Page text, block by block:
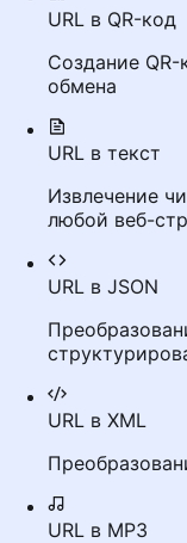
URL в QR-код
Создание QR-
обмена
URL в текст
Извлечение
любой веб-
URL в JSON
URL в XML
URL в MP3